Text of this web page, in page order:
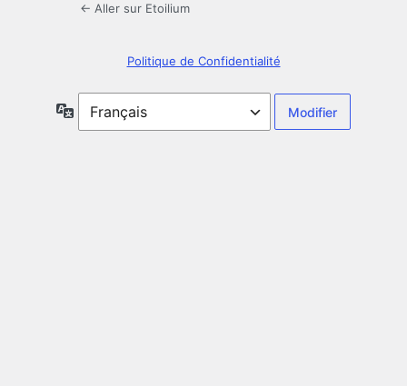
← Aller sur Etoilium
Politique de Confidentialité
Langue